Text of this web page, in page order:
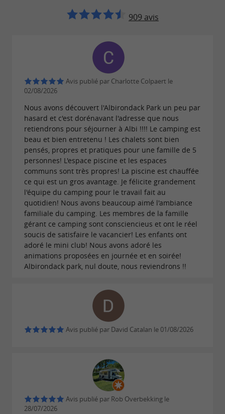
composé d'un spa
et d'un
, accessible aux
personnes de plus de 14 ans. À la belle saison,
piscine chauffée
est aussi accessible pour
se rafraîchir à tout moment de la journée, avant
desiroter un cocktailau bar de labrasserie
Albirondack, où des goûters sont également
proposés.
La brasserie Albirondackouverte à tous pour
ledéjeuneret ledîner(sauf le samedi midi)
régale vos papilles depizzas et de salades
faites maison, des plats traditionnels, mais
toujours gourmands à commander. Vivez des
vacances mémorablesdans le Tarn, le camping
4* organise desanimationstout l'été et vous
propose de nombreuses activitésdans la
région en fonction de vos souhaits.
909 avis
Avis publié par Charlotte Colpaert le
02/08/2026
Nous avons découvert l'Albirondack Park un peu par
hasard et c'est dorénavant l'adresse que nous
retiendrons pour séjourner à Albi !!!! Le camping est
beau et bien entretenu ! Les chalets sont bien
pensés, propres et pratiques pour une famille de 5
personnes! L'espace piscine et les espaces
communs sont très propres! La piscine est chauffée
ce qui est un gros avantage. Je félicite grandement
l'équipe du camping pour le travail fait au
quotidien! Nous avons beaucoup aimé l'ambiance
familiale du camping. Les membres de la famille
gérant ce camping sont consciencieus et ont le réel
soucis de satisfaire le vacancier! Les enfants ont
adoré le mini club! Nous avons adoré les
animations proposées en journée et en soirée!
Albirondack park, nul doute, nous reviendrons !!
Avis publié par David Catalan le 01/08/2026
Avis publié par Rob Overbekking le
28/07/2026